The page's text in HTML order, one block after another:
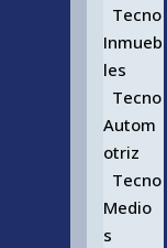
Tecno
Inmueb
les
Tecno
Autom
otriz
Tecno
Medio
s